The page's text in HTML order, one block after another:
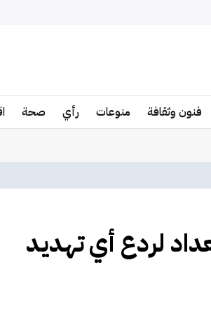
فنون وثقافة منوعات رأي صحة
لردع أي تهديد